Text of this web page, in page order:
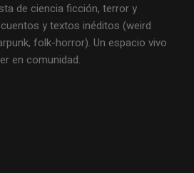
de ciencia ficción, terror y
y textos inéditos (weird
folk-horror). Un espacio vivo
en comunidad.